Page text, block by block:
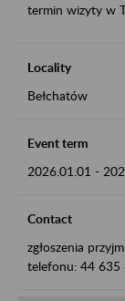
termin wizyty w
Locality
Bełchatów
Event term
2026.01.01 -
Contact
zgłoszenia
telefonu: 44 635